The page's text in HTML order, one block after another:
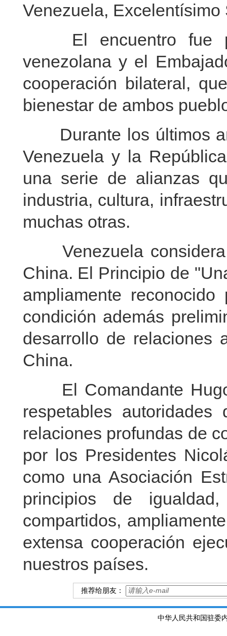
Venezuela,
El encuentro fue
venezolana y el
cooperación bilateral,
bienestar de ambos
Durante los últimos
Venezuela y la
una serie de alianzas
industria, cultura,
muchas otras.
Venezuela considera
China. El Principio de
ampliamente
condición además
desarrollo de relaciones
China.
El Comandante Hugo
respetables
relaciones profundas de
por los Presidentes
como una Asociación
principios de
compartidos,
extensa cooperación
nuestros países.
推荐给朋友：
中华人民共和国驻委